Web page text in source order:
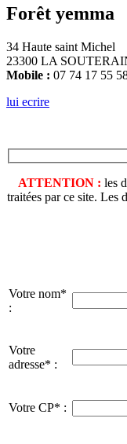
Forêt yemma
34 Haute saint Michel
23300 LA
Mobile : 07 74 17 55
lui ecrire
ATTENTION : les
traitées par ce site. Les
Votre nom*
:
Votre
adresse* :
Votre CP* :